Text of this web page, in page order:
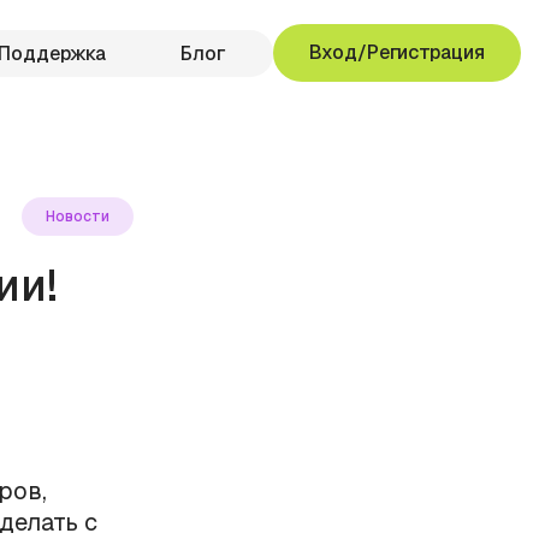
Блог Вход/Регистрация
Новости
с